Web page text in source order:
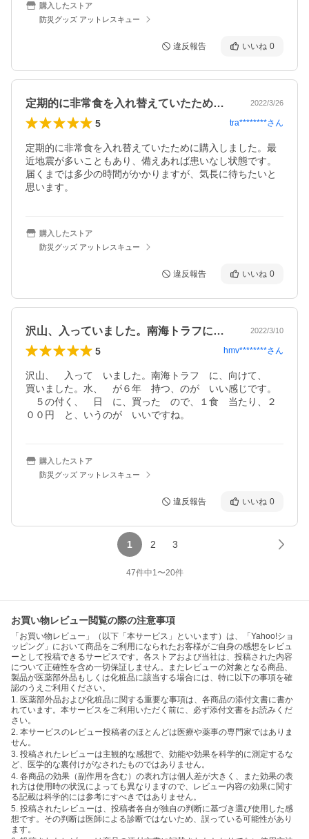
購入したストア
防災グッズ アットレスキュー
違反報告 いいね 0
定期的に非常食を入れ替えていたために購… 2022/3/26
5 tra********さん
定期的に非常食を入れ替えていたために購入しました。最
近地震が多いこともあり、備えあれば患いなし状態です。
届くまでは多少の時間がかかりますが、気長に待ちたいと
思います。
購入したストア
防災グッズ アットレスキュー
違反報告 いいね 0
沢山、入っていました。南海トラフに、向… 2022/3/10
5 hmv********さん
沢山、　入って　いました。南海トラフ　に、向けて、
買いました。水、　が６年　持つ、のが　いい感じです。
５の付く、　日　に、買った　ので、１食　当たり、２
００円　と、いうのが　いいですね。
購入したストア
防災グッズ アットレスキュー
違反報告 いいね 0
1 2 3
47件中1〜20件
お買い物レビュー閲覧の際の注意事項
「お買い物レビュー」（以下「本サービス」といいます）は、「Yahoo!ショ
ッピング」において商品をご利用になられたお客様がご自身の感想をレビュ
ーとして投稿できるサービスです。各ストアおよび当社は、投稿された内容
について正確性を含め一切保証しません。またレビューの対象となる商品、
製品が医薬部外品もしくは化粧品に該当する場合には、特に以下の事項を確
認のうえご利用ください。
1. 医薬部外品および化粧品に関する重要な事項は、各商品の添付文書に書か
れています。本サービスをご利用いただく前に、必ず添付文書をお読みくだ
さい。
2. 本サービスのレビュー投稿者のほとんどは医療や薬事の専門家ではありま
せん。
3. 投稿されたレビューは主観的な感想で、効能や効果を科学的に測定するな
ど、医学的な裏付けがなされたものではありません。
4. 各商品の効果（副作用を含む）の表れ方は個人差が大きく、また効果の表
れ方は使用時の状況によっても異なりますので、レビュー内容の効果に関す
る記載は科学的には参考にすべきではありません。
5. 投稿されたレビューは、投稿者各自が独自の判断に基づき選び使用した感
想です。その判断は医師による診断ではないため、誤っている可能性があり
ます。